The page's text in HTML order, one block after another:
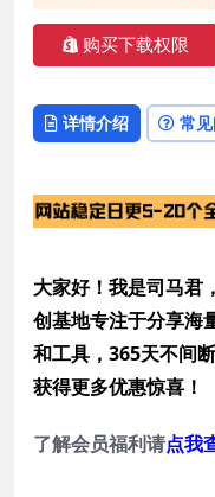
购买下载权限
详情介绍 常
大家好！我是司马君
创基地专注于分享海
和工具，365天不间
获得更多优惠惊喜！
了解会员福利请点我